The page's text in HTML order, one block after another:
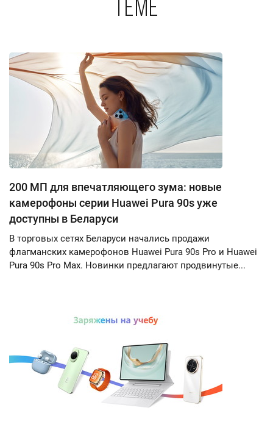
теме
200 МП для впечатляющего зума: новые
камерофоны серии Huawei Pura 90s уже
доступны в Беларуси
В торговых сетях Беларуси начались продажи
флагманских камерофонов Huawei Pura 90s Pro и Huawei
Pura 90s Pro Max. Новинки предлагают продвинутые...